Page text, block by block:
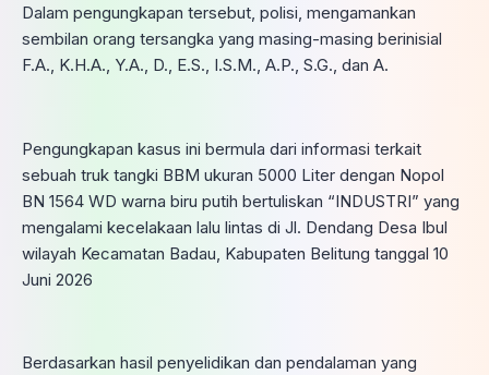
Dalam pengungkapan tersebut, polisi, mengamankan
sembilan orang tersangka yang masing-masing berinisial
F.A., K.H.A., Y.A., D., E.S., I.S.M., A.P., S.G., dan A.
Pengungkapan kasus ini bermula dari informasi terkait
sebuah truk tangki BBM ukuran 5000 Liter dengan Nopol
BN 1564 WD warna biru putih bertuliskan “INDUSTRI” yang
mengalami kecelakaan lalu lintas di Jl. Dendang Desa Ibul
wilayah Kecamatan Badau, Kabupaten Belitung tanggal 10
Juni 2026
Berdasarkan hasil penyelidikan dan pendalaman yang